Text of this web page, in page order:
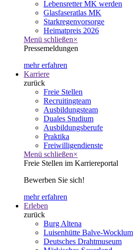
Lebensretter MK werden
Glasfaseratlas MK
Starkregenvorsorge
Heimatpreis 2026
Menü schließen×
Pressemeldungen
mehr erfahren
Karriere
zurück
Freie Stellen
Recruitingteam
Ausbildungsteam
Duales Studium
Ausbildungsberufe
Praktika
Freiwilligendienste
Menü schließen×
Freie Stellen im Karriereportal
Bewerben Sie sich!
mehr erfahren
Erleben
zurück
Burg Altena
Luisenhütte Balve-Wocklum
Deutsches Drahtmuseum